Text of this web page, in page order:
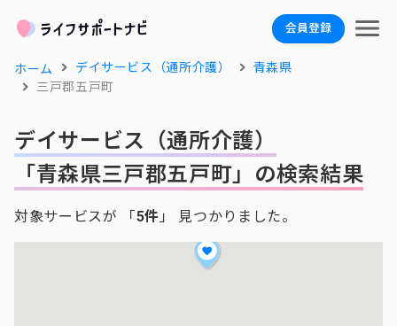
会員登録
ホーム デイサービス（通所介護）
青森県
三戸郡五戸町
デイサービス（通所介護）
「青森県三戸郡五戸町」の検索結果
対象サービスが 「5件 」 見つかりました。